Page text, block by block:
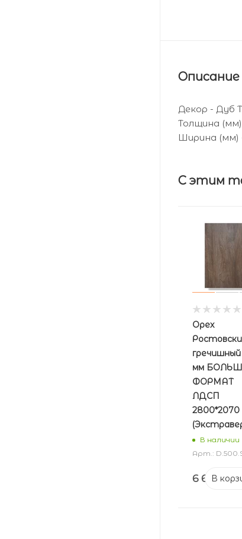
Описание
Декор - Дуб
Толщина (мм)
Ширина (мм)
С этим
Орех
гречишный
мм
ФОРМАТ
ЛДСП
2800*2070
В наличии
Арт.:
6 608 ₽
В